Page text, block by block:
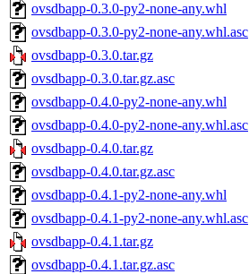
ovsdbapp-0.3.0-py2-none-any.whl
ovsdbapp-0.3.0-py2-none-any.whl.asc
ovsdbapp-0.3.0.tar.gz
ovsdbapp-0.3.0.tar.gz.asc
ovsdbapp-0.4.0-py2-none-any.whl
ovsdbapp-0.4.0-py2-none-any.whl.asc
ovsdbapp-0.4.0.tar.gz
ovsdbapp-0.4.0.tar.gz.asc
ovsdbapp-0.4.1-py2-none-any.whl
ovsdbapp-0.4.1-py2-none-any.whl.asc
ovsdbapp-0.4.1.tar.gz
ovsdbapp-0.4.1.tar.gz.asc